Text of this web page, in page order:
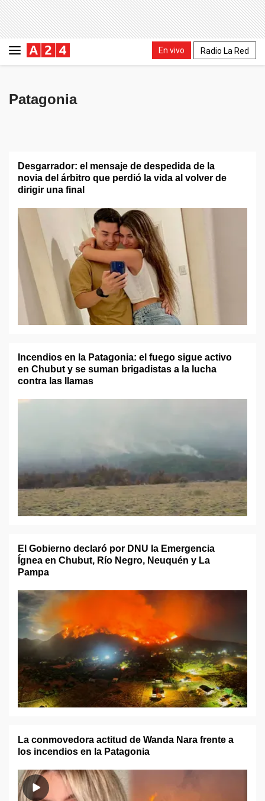
En vivo Radio La Red
Patagonia
Desgarrador: el mensaje de despedida de la
novia del árbitro que perdió la vida al volver de
dirigir una final
Incendios en la Patagonia: el fuego sigue activo
en Chubut y se suman brigadistas a la lucha
contra las llamas
El Gobierno declaró por DNU la Emergencia
Ígnea en Chubut, Río Negro, Neuquén y La
Pampa
La conmovedora actitud de Wanda Nara frente a
los incendios en la Patagonia